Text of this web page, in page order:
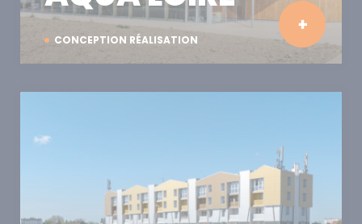
CONCEPTION RÉALISATION